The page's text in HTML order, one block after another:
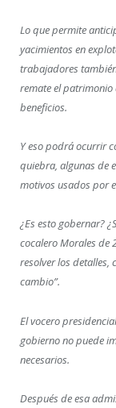
Lo que permite
yacimientos en
trabajadores
remate el
beneficios.
Y eso podrá ocurrir
quiebra, algunas de
motivos usados por
¿Es esto gobernar?
cocalero Morales de
resolver los detalles,
cambio”.
El vocero
gobierno no puede
necesarios.
Después de esa